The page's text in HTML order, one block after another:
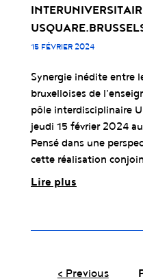
15 FÉVRIER 2024
Synergie inédite entre
bruxelloises de
pôle interdisciplinaire
jeudi 15 février 2024
Pensé dans une
cette réalisation
Lire plus
‹ Previous